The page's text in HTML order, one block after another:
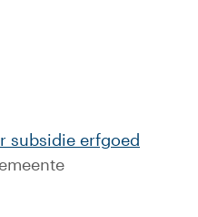
website)
subsidie erfgoed